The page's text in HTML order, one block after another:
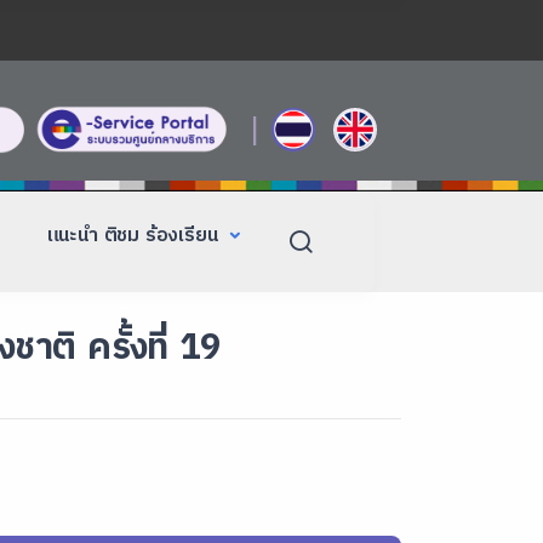
|
แนะนำ ติชม ร้องเรียน
ชาติ ครั้งที่ 19